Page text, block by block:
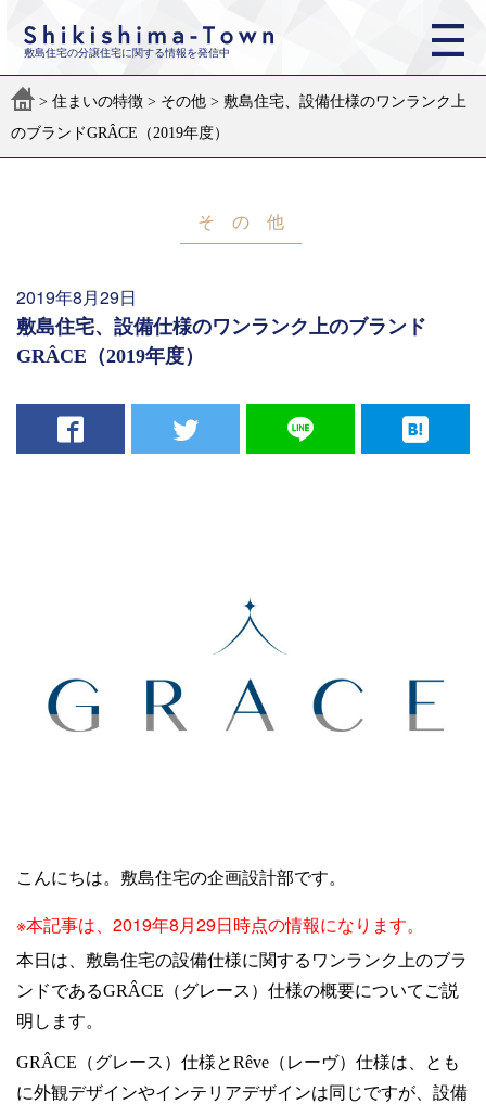
敷島住宅の分譲住宅に関する情報を発信中
> 住まいの特徴 > その他 > 敷島住宅、設備仕様のワンランク上
のブランドGRÂCE（2019年度）
その他
2019年8月29日
敷島住宅、設備仕様のワンランク上のブランド
GRÂCE（2019年度）
こんにちは。敷島住宅の企画設計部です。
※本記事は、2019年8月29日時点の情報になります。
本日は、敷島住宅の設備仕様に関するワンランク上のブラ
ンドであるGRÂCE（グレース）仕様の概要についてご説
明します。
GRÂCE（グレース）仕様とRêve（レーヴ）仕様は、とも
に外観デザインやインテリアデザインは同じですが、設備